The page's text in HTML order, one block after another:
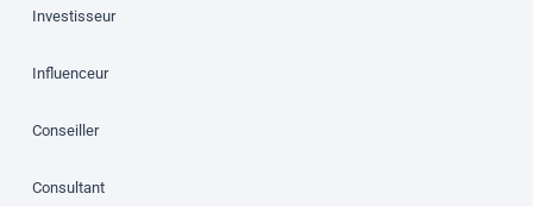
Investisseur
Influenceur
Conseiller
Consultant